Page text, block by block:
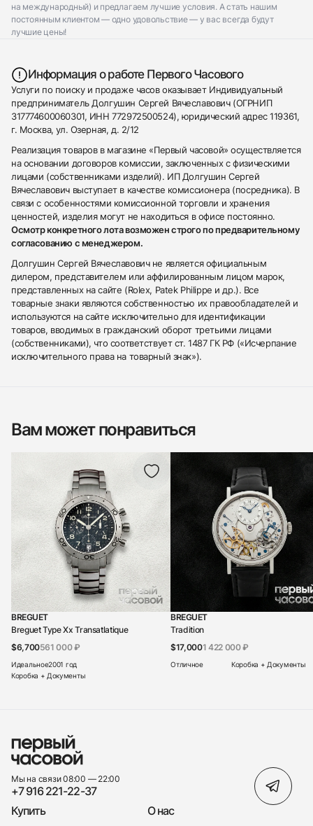
на международный) и предлагаем лучшие условия. А стать нашим
постоянным клиентом — одно удовольствие — у вас всегда будут
лучшие цены!
Информация о работе Первого Часового
Услуги по поиску и продаже часов оказывает Индивидуальный
предприниматель Долгушин Сергей Вячеславович (ОГРНИП
317774600060301, ИНН 772972500524), юридический адрес 119361,
г. Москва, ул. Озерная, д. 2/12
Реализация товаров в магазине «Первый часовой» осуществляется
на основании договоров комиссии, заключенных с физическими
лицами (собственниками изделий). ИП Долгушин Сергей
Вячеславович выступает в качестве комиссионера (посредника). В
связи с особенностями комиссионной торговли и хранения
ценностей, изделия могут не находиться в офисе постоянно.
Осмотр конкретного лота возможен строго по предварительному
согласованию с менеджером.
Долгушин Сергей Вячеславович не является официальным
дилером, представителем или аффилированным лицом марок,
представленных на сайте (Rolex, Patek Philippe и др.). Все
товарные знаки являются собственностью их правообладателей и
используются на сайте исключительно для идентификации
товаров, вводимых в гражданский оборот третьими лицами
(собственниками), что соответствует ст. 1487 ГК РФ («Исчерпание
исключительного права на товарный знак»).
Вам может понравиться
BREGUET
Breguet Type Xx Transatlatique
$6,700561 000 ₽
Идеальное2001 год
Коробка + Документы
BREGUET
Tradition
$17,0001 422 000 ₽
Отличное Коробка + Документы
Мы на связи 08:00 — 22:00
+7 916 221-22-37
Купить
О нас